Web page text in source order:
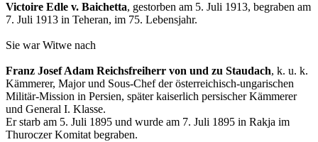
Victoire Edle v. Baichetta, gestorben am 5. Juli 1913, begraben am
7. Juli 1913 in Teheran, im 75. Lebensjahr.
Sie war Witwe nach
Franz Josef Adam Reichsfreiherr von und zu Staudach, k. u. k.
Kämmerer, Major und Sous-Chef der österreichisch-ungarischen
Militär-Mission in Persien, später kaiserlich persischer Kämmerer
und General I. Klasse.
Er starb am 5. Juli 1895 und wurde am 7. Juli 1895 in Rakja im
Thuroczer Komitat begraben.